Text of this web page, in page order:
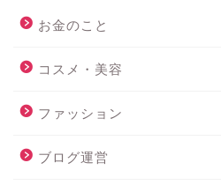
お金のこと
コスメ・美容
ファッション
ブログ運営